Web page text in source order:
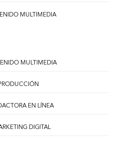
MULTIMEDIA
MULTIMEDIA
EN LÍNEA
DIGITAL